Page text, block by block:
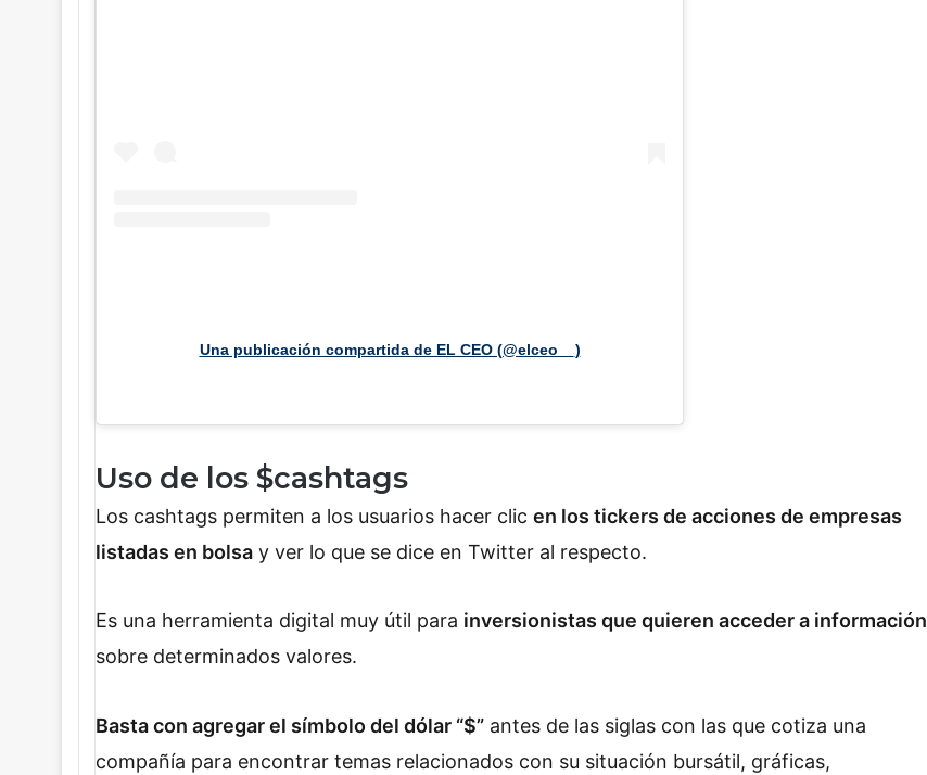
Una publicación compartida de EL CEO (@elceo__)
Uso de los $cashtags
Los cashtags permiten a los usuarios hacer clic en los tickers de acciones de empresas
listadas en bolsa y ver lo que se dice en Twitter al respecto.
Es una herramienta digital muy útil para inversionistas que quieren acceder a información
sobre determinados valores.
Basta con agregar el símbolo del dólar “$” antes de las siglas con las que cotiza una
compañía para encontrar temas relacionados con su situación bursátil, gráficas,